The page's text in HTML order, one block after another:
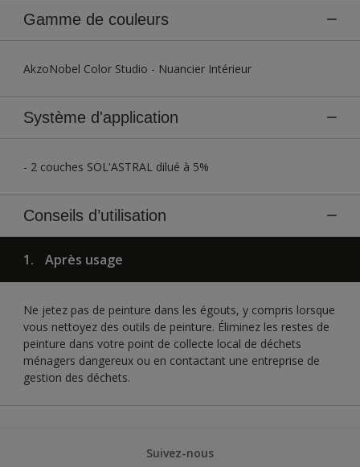
Gamme de couleurs
AkzoNobel Color Studio - Nuancier Intérieur
Système d'application
- 2 couches SOL'ASTRAL dilué à 5%
Conseils d’utilisation
1. Après usage
Ne jetez pas de peinture dans les égouts, y compris lorsque
vous nettoyez des outils de peinture. Éliminez les restes de
peinture dans votre point de collecte local de déchets
ménagers dangereux ou en contactant une entreprise de
gestion des déchets.
Suivez-nous